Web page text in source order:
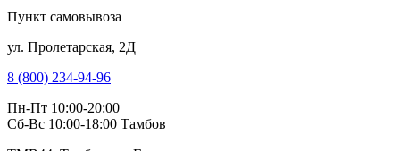
Пункт самовывоза
ул. Пролетарская, 2Д
8 (800) 234-94-96
Пн-Пт 10:00-20:00
Сб-Вс 10:00-18:00 Тамбов